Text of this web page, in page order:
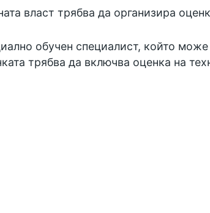
власт трябва да организира
обучен специалист, който
трябва да включва оценка на